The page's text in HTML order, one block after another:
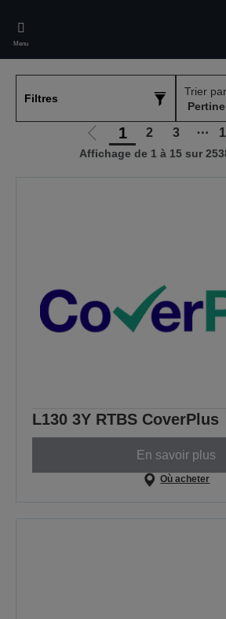
main
content
Menu
Filtres
Trier
Aller
à
1 2 3 ⋯
Affichage de 1 à 15 sur
L130 3Y RTBS CoverPlus
En savoir plus
Où acheter